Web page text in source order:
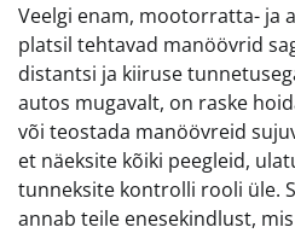
Veelgi enam, mootorratta- ja
platsil tehtavad manöövrid
distantsi ja kiiruse
autos mugavalt, on raske
või teostada manöövreid
et näeksite kõiki peegleid,
tunneksite kontrolli rooli üle.
annab teile enesekindlust,